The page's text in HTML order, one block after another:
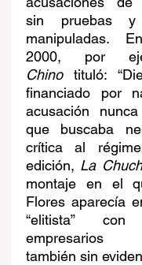
sin pruebas y
manipuladas.
2000, por
Chino tituló:
financiado por
acusación
que buscaba
crítica al
edición, La
montaje en el
Flores aparecía
“elitista” con
empresarios
también sin